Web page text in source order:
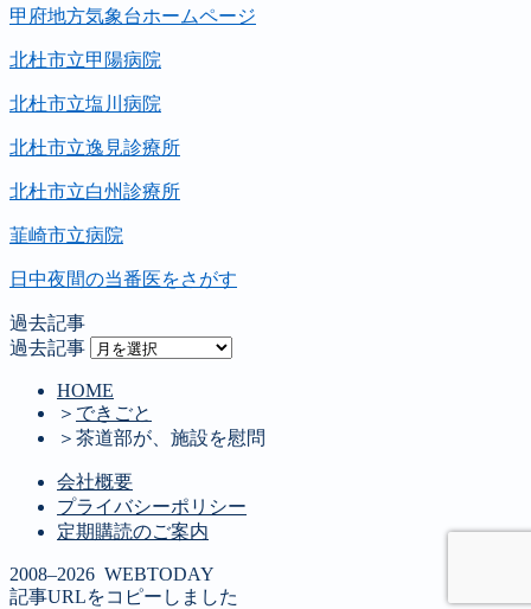
甲府地方気象台ホームページ
北杜市立甲陽病院
北杜市立塩川病院
北杜市立逸見診療所
北杜市立白州診療所
韮崎市立病院
日中夜間の当番医をさがす
過去記事
過去記事
HOME
＞ できごと
＞ 茶道部が、施設を慰問
会社概要
プライバシーポリシー
定期購読のご案内
2008–2026 WEBTODAY
記事URLをコピーしました